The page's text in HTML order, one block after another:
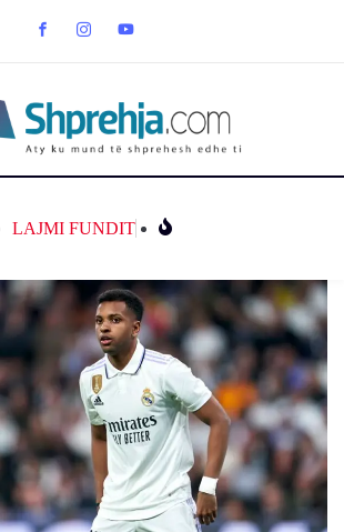
LAJMI FUNDIT